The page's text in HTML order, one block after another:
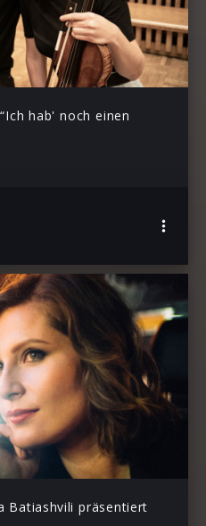
hab' noch einen
Batiashvili präsentiert